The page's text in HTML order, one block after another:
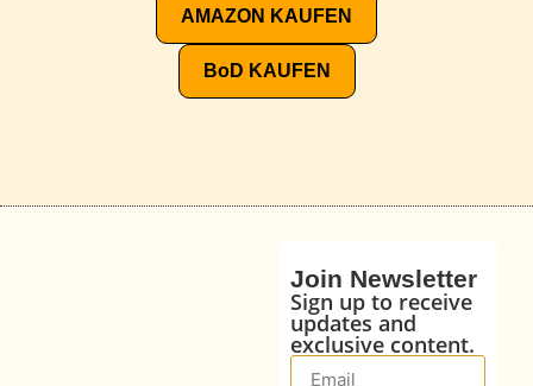
AMAZON KAUFEN
BoD KAUFEN
Join Newsletter
Sign up to receive
updates and
exclusive content.